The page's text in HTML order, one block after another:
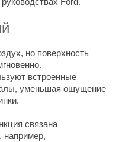
но поверхность
встроенные
уменьшая ощущение
связана
например,